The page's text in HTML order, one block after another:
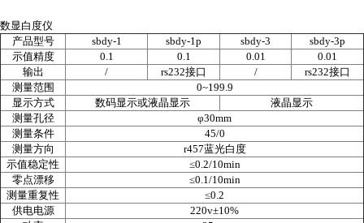
数显白度仪
产品型号
sbdy-1 sbdy-1p sbdy-3
sbdy-3p
示值精度
0.1 0.1 0.01
0.01
输出
/ rs232接口 / rs232接口
测量范围
0~199.9
显示方式
数码显示或液晶显示
液晶显示
测量孔径
φ30mm
测量条件
45/0
测量方向
r457蓝光白度
示值稳定性
≤0.2/10min
零点漂移
≤0.1/10min
测量重复性
≤0.2
供电电源
220v±10%